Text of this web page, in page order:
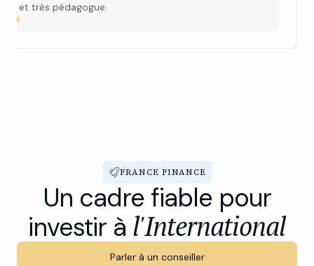
et très pédagogue.
FRANCE FINANCE
Un cadre fiable pour
investir à l'International
Parler à un conseiller